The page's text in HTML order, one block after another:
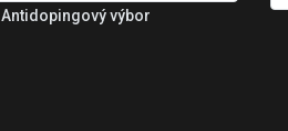
Antidopingový výbor